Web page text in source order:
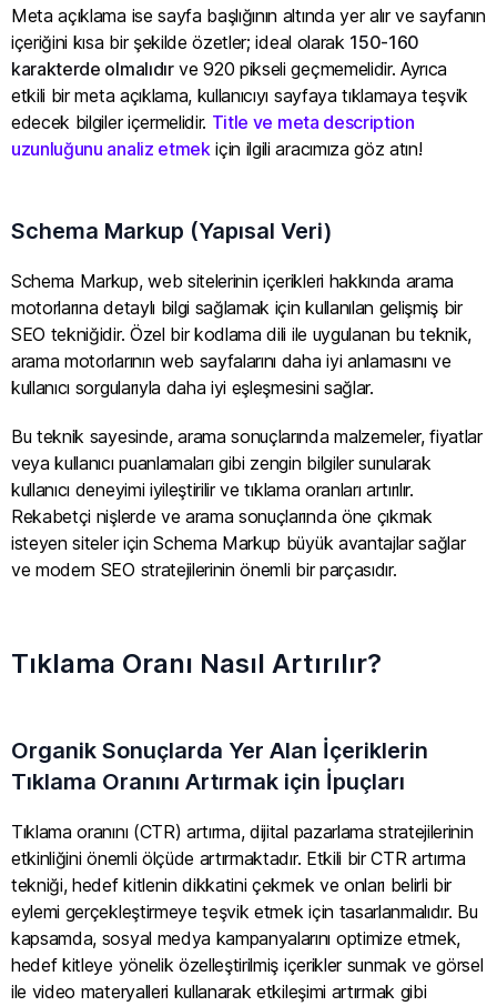
Meta açıklama ise sayfa başlığının altında yer alır ve sayfanın
içeriğini kısa bir şekilde özetler; ideal olarak 150-160
karakterde olmalıdırve 920 pikseli geçmemelidir. Ayrıca
etkili bir meta açıklama, kullanıcıyı sayfaya tıklamaya teşvik
edecek bilgiler içermelidir. Title ve meta description
uzunluğunu analiz etmekiçin ilgili aracımıza göz atın!
Schema Markup (Yapısal Veri)
Schema Markup, web sitelerinin içerikleri hakkında arama
motorlarına detaylı bilgi sağlamak için kullanılan gelişmiş bir
SEO tekniğidir. Özel bir kodlama dili ile uygulanan bu teknik,
arama motorlarının web sayfalarını daha iyi anlamasını ve
kullanıcı sorgularıyla daha iyi eşleşmesini sağlar.
Bu teknik sayesinde, arama sonuçlarında malzemeler, fiyatlar
veya kullanıcı puanlamaları gibi zengin bilgiler sunularak
kullanıcı deneyimi iyileştirilir ve tıklama oranları artırılır.
Rekabetçi nişlerde ve arama sonuçlarında öne çıkmak
isteyen siteler için Schema Markup büyük avantajlar sağlar
ve modern SEO stratejilerinin önemli bir parçasıdır.
Tıklama Oranı Nasıl Artırılır?
Organik Sonuçlarda Yer Alan İçeriklerin
Tıklama Oranını Artırmak için İpuçları
Tıklama oranını (CTR) artırma, dijital pazarlama stratejilerinin
etkinliğini önemli ölçüde artırmaktadır. Etkili bir CTR artırma
tekniği, hedef kitlenin dikkatini çekmek ve onları belirli bir
eylemi gerçekleştirmeye teşvik etmek için tasarlanmalıdır. Bu
kapsamda, sosyal medya kampanyalarını optimize etmek,
hedef kitleye yönelik özelleştirilmiş içerikler sunmak ve görsel
ile video materyalleri kullanarak etkileşimi artırmak gibi